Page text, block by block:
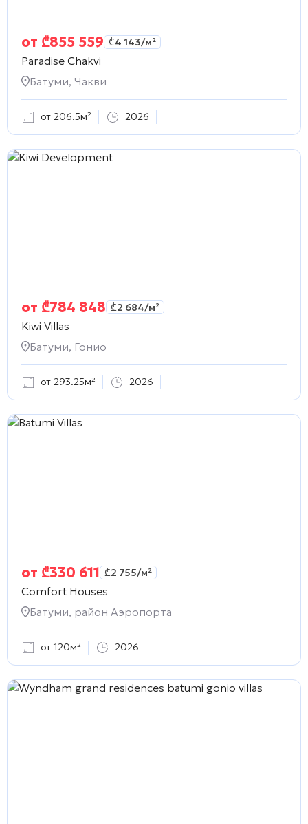
от ₾855 559 ₾4 143/м²
Paradise Chakvi
Батуми, Чакви
от 206.5м² 2026
от ₾784 848 ₾2 684/м²
Kiwi Villas
Батуми, Гонио
от 293.25м² 2026
от ₾330 611 ₾2 755/м²
Comfort Houses
Батуми, район Аэропорта
от 120м² 2026